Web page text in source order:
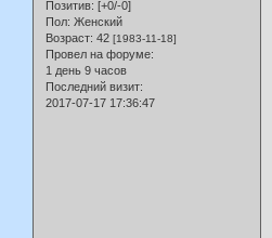
Позитив: [+0/-0]
Пол: Женский
Возраст: 42 [1983-11-18]
Провел на форуме:
1 день 9 часов
Последний визит:
2017-07-17 17:36:47